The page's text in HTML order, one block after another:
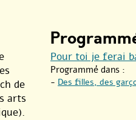
de
arts
Pour toi je ferai
Programmé dans :
- Des filles, des